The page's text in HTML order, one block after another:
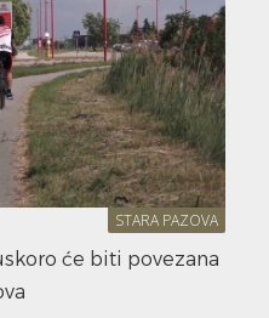
STARA PAZOVA
će biti povezana